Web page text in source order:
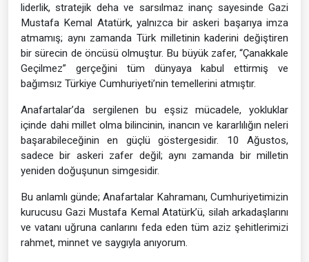
liderlik, stratejik deha ve sarsılmaz inanç sayesinde Gazi
Mustafa Kemal Atatürk, yalnızca bir askeri başarıya imza
atmamış; aynı zamanda Türk milletinin kaderini değiştiren
bir sürecin de öncüsü olmuştur. Bu büyük zafer, “Çanakkale
Geçilmez” gerçeğini tüm dünyaya kabul ettirmiş ve
bağımsız Türkiye Cumhuriyeti’nin temellerini atmıştır.
Anafartalar’da sergilenen bu eşsiz mücadele, yokluklar
içinde dahi millet olma bilincinin, inancın ve kararlılığın neleri
başarabileceğinin en güçlü göstergesidir. 10 Ağustos,
sadece bir askeri zafer değil; aynı zamanda bir milletin
yeniden doğuşunun simgesidir.
Bu anlamlı günde; Anafartalar Kahramanı, Cumhuriyetimizin
kurucusu Gazi Mustafa Kemal Atatürk’ü, silah arkadaşlarını
ve vatanı uğruna canlarını feda eden tüm aziz şehitlerimizi
rahmet, minnet ve saygıyla anıyorum.